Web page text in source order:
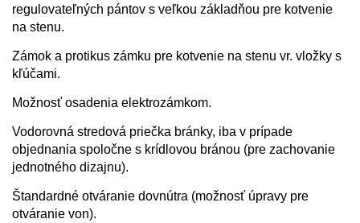
regulovateľných pántov s veľkou základňou pre kotvenie
na stenu.
Zámok a protikus zámku pre kotvenie na stenu vr. vložky s
kľúčami.
Možnosť osadenia elektrozámkom.
Vodorovná stredová priečka bránky, iba v prípade
objednania spoločne s krídlovou bránou (pre zachovanie
jednotného dizajnu).
Štandardné otváranie dovnútra (možnosť úpravy pre
otváranie von).